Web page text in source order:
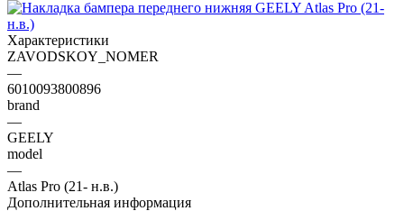
Характеристики
ZAVODSKOY_NOMER
—
6010093800896
brand
—
GEELY
model
—
Atlas Pro (21- н.в.)
Дополнительная информация